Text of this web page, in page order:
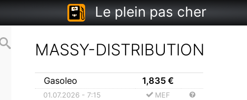
Le plein pas cher
MASSY-DISTRIBUTION
Gasoleo 1,835€
01.07.2026 - 7:15 MEF